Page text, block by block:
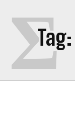
Tag:
Σ